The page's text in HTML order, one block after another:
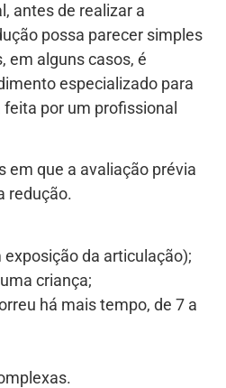
antes de realizar a
possa parecer simples
em alguns casos, é
especializado para
por um profissional
em que a avaliação prévia
redução.
exposição da articulação);
criança;
há mais tempo, de 7 a